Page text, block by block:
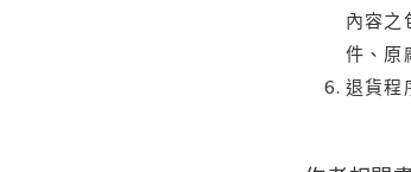
內容之
件、原
退貨程